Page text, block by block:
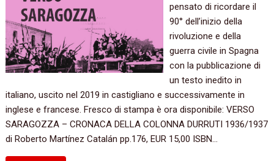
pensato di ricordare il
90° dell’inizio della
rivoluzione e della
guerra civile in Spagna
con la pubblicazione di
un testo inedito in
italiano, uscito nel 2019 in castigliano e successivamente in
inglese e francese. Fresco di stampa è ora disponibile: VERSO
SARAGOZZA – CRONACA DELLA COLONNA DURRUTI 1936/1937
di Roberto Martínez Catalán pp.176, EUR 15,00 ISBN…